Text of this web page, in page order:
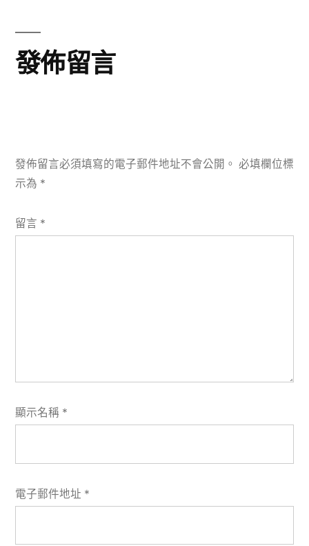
發佈留言
發佈留言必須填寫的電子郵件地址不會公開。 必填欄位標
示為 *
留言 *
顯示名稱 *
電子郵件地址 *